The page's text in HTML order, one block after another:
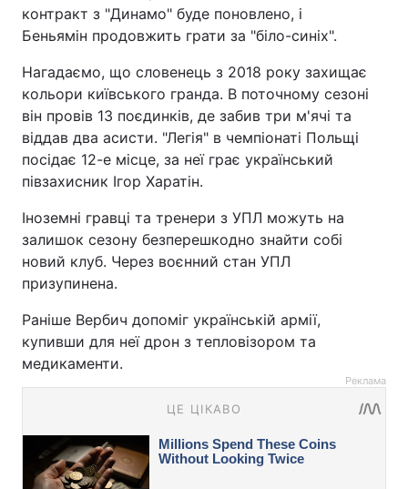
контракт з "Динамо" буде поновлено, і
Беньямін продовжить грати за "біло-синіх".
Нагадаємо, що словенець з 2018 року захищає
кольори київського гранда. В поточному сезоні
він провів 13 поєдинків, де забив три м'ячі та
віддав два асисти. "Легія" в чемпіонаті Польщі
посідає 12-е місце, за неї грає український
півзахисник Ігор Харатін.
Іноземні гравці та тренери з УПЛ можуть на
залишок сезону безперешкодно знайти собі
новий клуб. Через воєнний стан УПЛ
призупинена.
Раніше Вербич допоміг українській армії,
купивши для неї дрон з тепловізором та
медикаменти.
Реклама